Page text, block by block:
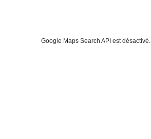
Google Maps Search API est désactivé.